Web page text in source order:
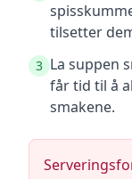
tilsetter
3 La suppen
får tid til å
smakene.